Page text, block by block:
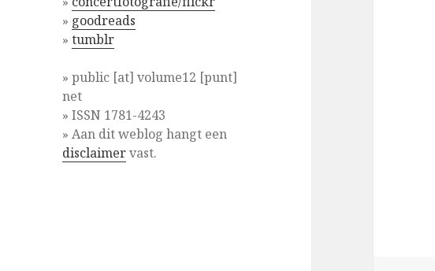
» goodreads
»tumblr
» public [at] volume12 [punt]
net
» ISSN 1781-4243
» Aan dit weblog hangt een
disclaimervast.